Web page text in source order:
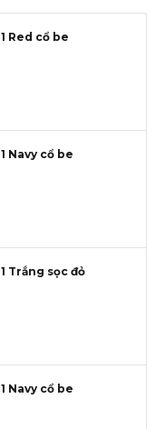
Red cổ be
Navy cổ be
Trắng sọc đỏ
Navy cổ be